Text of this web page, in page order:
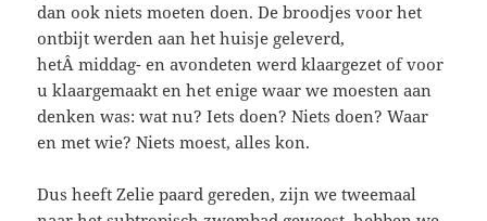
dan ook niets moeten doen. De broodjes voor het
ontbijt werden aan het huisje geleverd,
hetÂ middag- en avondeten werd klaargezet of voor
u klaargemaakt en het enige waar we moesten aan
denken was: wat nu? Iets doen? Niets doen? Waar
en met wie? Niets moest, alles kon.
Dus heeft Zelie paard gereden, zijn we tweemaal